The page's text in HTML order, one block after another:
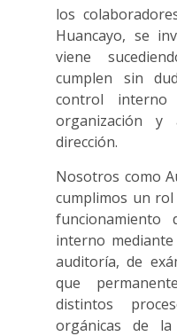
los
Huancayo, se
viene
cumplen sin
control interno
organización
dirección.
Nosotros como
cumplimos un
funcionamiento
interno
auditoría, de
que
distintos
orgánicas de